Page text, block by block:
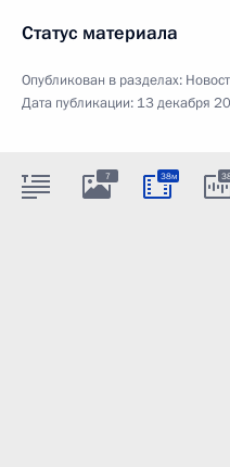
Статус материала
Опубликован в разделах:
Дата публикации: 13 декабря
7 38м